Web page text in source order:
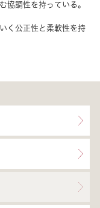
協調性を持っている。
く公正性と柔軟性を持